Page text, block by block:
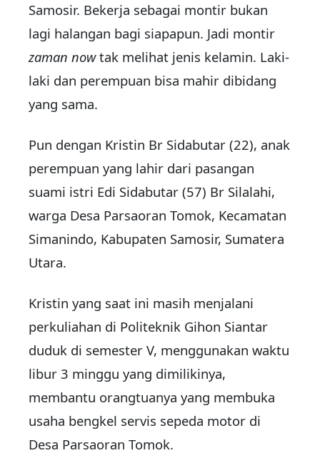
Samosir. Bekerja sebagai montir bukan
lagi halangan bagi siapapun. Jadi montir
zaman nowtak melihat jenis kelamin. Laki-
laki dan perempuan bisa mahir dibidang
yang sama.
Pun dengan Kristin Br Sidabutar (22), anak
perempuan yang lahir dari pasangan
suami istri Edi Sidabutar (57) Br Silalahi,
warga Desa Parsaoran Tomok, Kecamatan
Simanindo, Kabupaten Samosir, Sumatera
Utara.
Kristin yang saat ini masih menjalani
perkuliahan di Politeknik Gihon Siantar
duduk di semester V, menggunakan waktu
libur 3 minggu yang dimilikinya,
membantu orangtuanya yang membuka
usaha bengkel servis sepeda motor di
Desa Parsaoran Tomok.